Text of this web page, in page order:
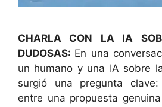
CHARLA CON LA IA
DUDOSAS: En una
un humano y una IA sobre
surgió una pregunta
entre una propuesta